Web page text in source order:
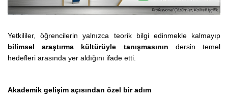
Yetkililer, öğrencilerin yalnızca teorik bilgi edinmekle kalmayıp
bilimsel araştırma kültürüyle tanışmasının dersin temel
hedefleri arasında yer aldığını ifade etti.
Akademik gelişim açısından özel bir adım